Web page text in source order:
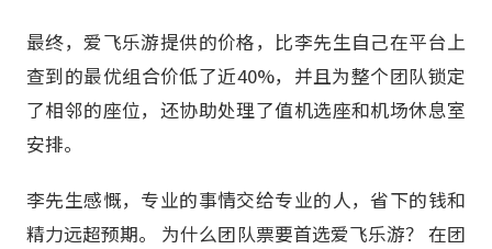
最终，爱飞乐游提供的价格，比李先生自己在平台上
查到的最优组合价低了近40%，并且为整个团队锁定
了相邻的座位，还协助处理了值机选座和机场休息室
安排。
李先生感慨，专业的事情交给专业的人，省下的钱和
精力远超预期。 为什么团队票要首选爱飞乐游？ 在团